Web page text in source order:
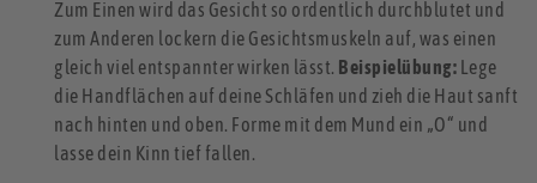
Zum Einen wird das Gesicht so ordentlich durchblutet und
zum Anderen lockern die Gesichtsmuskeln auf, was einen
gleich viel entspannter wirken lässt. Beispielübung: Lege
die Handflächen auf deine Schläfen und zieh die Haut sanft
nach hinten und oben. Forme mit dem Mund ein „O“ und
lasse dein Kinn tief fallen.